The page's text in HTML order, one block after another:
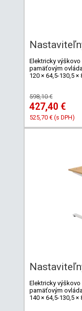
Elektricky
pamäťovým
120 × 64,5-130,5 ×
598,10 €
427,40 €
525,70 € (s DPH)
Elektricky
pamäťovým
140 × 64,5-130,5 ×